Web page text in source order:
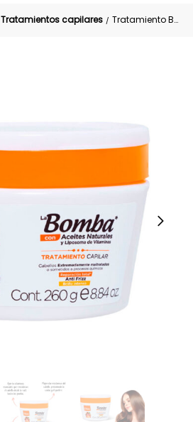
Tratamientos capilares / Tratamiento Bomba Vitaminas Reparador Lissia 260 g